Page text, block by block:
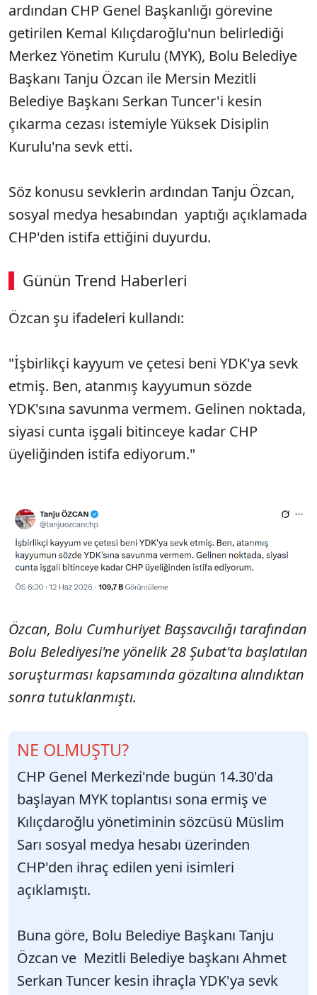
ardından CHP Genel Başkanlığı görevine
getirilen Kemal Kılıçdaroğlu'nun belirlediği
Merkez Yönetim Kurulu (MYK), Bolu Belediye
Başkanı Tanju Özcan ile Mersin Mezitli
Belediye Başkanı Serkan Tuncer'i kesin
çıkarma cezası istemiyle Yüksek Disiplin
Kurulu'na sevk etti.
Söz konusu sevklerin ardından Tanju Özcan,
sosyal medya hesabından yaptığı açıklamada
CHP'den istifa ettiğini duyurdu.
Günün Trend Haberleri
Özcan şu ifadeleri kullandı:
"İşbirlikçi kayyum ve çetesi beni YDK'ya sevk
etmiş. Ben, atanmış kayyumun sözde
YDK'sına savunma vermem. Gelinen noktada,
siyasi cunta işgali bitinceye kadar CHP
üyeliğinden istifa ediyorum."
Özcan, Bolu Cumhuriyet Başsavcılığı tarafından
Bolu Belediyesi'ne yönelik 28 Şubat'ta başlatılan
soruşturması kapsamında gözaltına alındıktan
sonra tutuklanmıştı.
NE OLMUŞTU?
CHP Genel Merkezi'nde bugün 14.30'da
başlayan MYK toplantısı sona ermiş ve
Kılıçdaroğlu yönetiminin sözcüsü Müslim
Sarı sosyal medya hesabı üzerinden
CHP'den ihraç edilen yeni isimleri
açıklamıştı.
Buna göre, Bolu Belediye Başkanı Tanju
Özcan ve Mezitli Belediye başkanı Ahmet
Serkan Tuncer kesin ihraçla YDK'ya sevk